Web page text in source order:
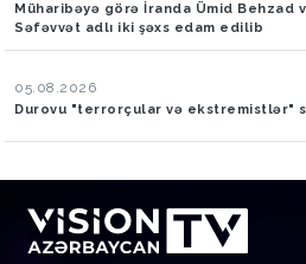
Müharibəyə görə İranda Ümid Behzad
Səfəvvət adlı iki şəxs edam edilib
05.08.2026
Durovu "terrorçular və ekstremistlər"